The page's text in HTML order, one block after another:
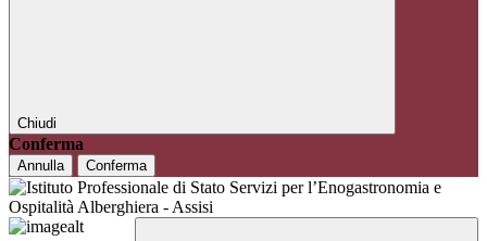
Chiudi
Conferma
Annulla Conferma